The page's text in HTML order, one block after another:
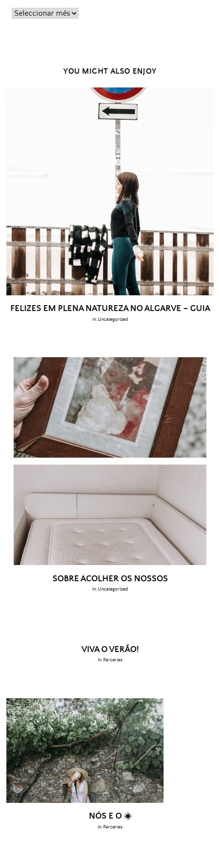
Posts
YOU MIGHT ALSO ENJOY
FELIZES EM PLENA NATUREZA NO ALGARVE – GUIA
in: Uncategorized
SOBRE ACOLHER OS NOSSOS
in: Uncategorized
VIVA O VERÃO!
in: Parcerias
NÓS E O ☀️
in: Parcerias